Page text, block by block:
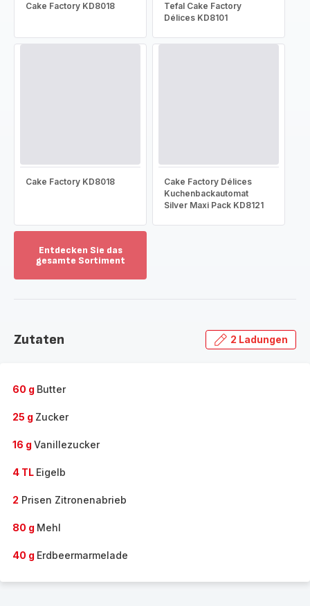
Cake Factory KD8018
Tefal Cake Factory
Délices KD8101
Cake Factory KD8018
Cake Factory Délices
Kuchenbackautomat
Silver Maxi Pack KD8121
Entdecken Sie das
gesamte Sortiment
das
Zutaten 2 Ladungen
60 g Butter
25 g Zucker
16 g Vanillezucker
4 TL Eigelb
2 Prisen Zitronenabrieb
80 g Mehl
40 g Erdbeermarmelade